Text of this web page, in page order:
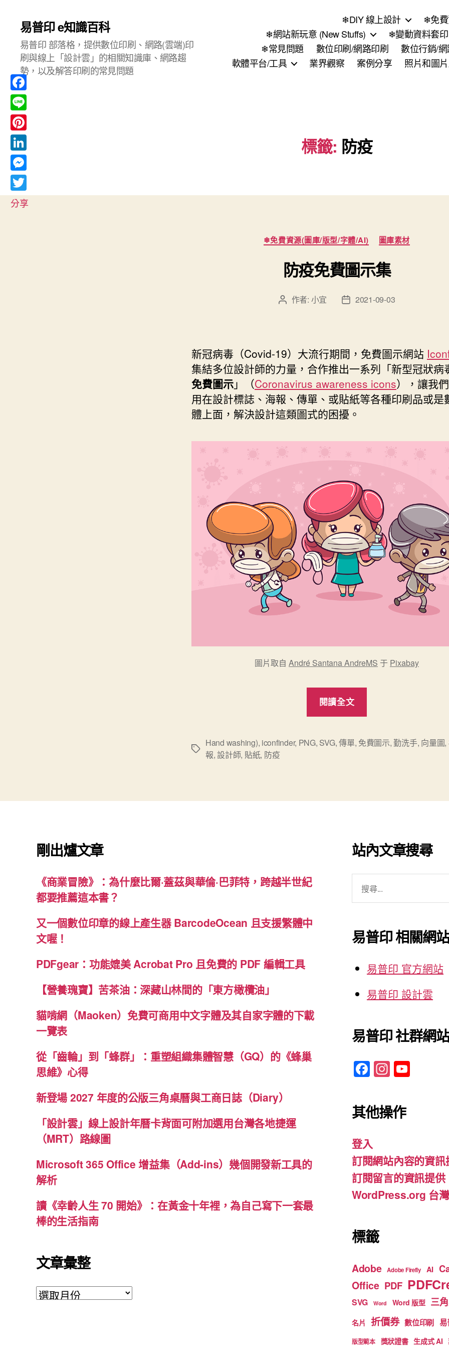
易普印 e知識百科
易普印 部落格，提供數位印刷、網路(雲端)印
刷與線上「設計雲」的相關知識庫、網路趨
勢，以及解答印刷的常見問題
❄DIY 線上設計
❄免
❄網站新玩意 (New Stuffs)
❄變動資料套
❄常見問題
數位印刷/網路印刷 數位行銷/
軟體平台/工具
業界觀察 案例分享 照片和圖
標籤: 防疫
分
類
❄免費資源(圖庫/版型/字體/AI) 圖庫素材
防疫免費圖示集
文 作者: 小宜
文
日
期
2021-09-03
新冠病毒（Covid-19）大流行期間，免費圖示網站
集結多位設計師的力量，合作推出一系列「新型冠狀病
免費圖示」（Coronavirus awareness icons），讓我
用在設計標誌、海報、傳單、或貼紙等各種印刷品或是
體上面，解決設計這類圖式的困擾。
圖片取自 André Santana AndreMS 于 Pixabay
閱讀全文
費
標
Hand washing), iconfinder, PNG, SVG,傳單, 免費圖示,勤洗手, 向量圖,
報,設計師, 貼紙, 防疫
剛出爐文章
《商業冒險》：為什麼比爾·蓋茲與華倫·巴菲特，跨越半世紀
都要推薦這本書？
又一個數位印章的線上產生器 BarcodeOcean 且支援繁體中
文喔！
PDFgear：功能媲美 Acrobat Pro 且免費的 PDF 編輯工具
【營養瑰寶】苦茶油：深藏山林間的「東方橄欖油」
貓啃網（Maoken）免費可商用中文字體及其自家字體的下載
一覽表
從「齒輪」到「蜂群」：重塑組織集體智慧（GQ）的《蜂巢
思維》心得
新登場 2027 年度的公版三角桌曆與工商日誌（Diary）
「設計雲」線上設計年曆卡背面可附加選用台灣各地捷運
（MRT）路線圖
Microsoft 365 Office 增益集（Add-ins）幾個開發新工具的
解析
讀《幸齡人生 70 開始》：在黃金十年裡，為自己寫下一套最
棒的生活指南
文章彙整
文
站內文章搜尋
字:
易普印 相關網站
易普印 官方網站
易普印 設計雲
易普印 社群網站
F
a
c
e
o
o
k
In
st
a
gr
m b
e
其他操作
登入
訂閱網站內容的資訊
訂閱留言的資訊提供
WordPress.org 台
標籤
Adobe Adobe Firefly AI
Office PDF
SVG Word Word 版型 三
名片 折價券 數位印刷 易
版型範本 獎狀證書 生成式 AI
F
a
c
e
b
o
o
k
L
i
n
e
P
i
n
t
e
L
i
n
k
M
e
s
T
分享